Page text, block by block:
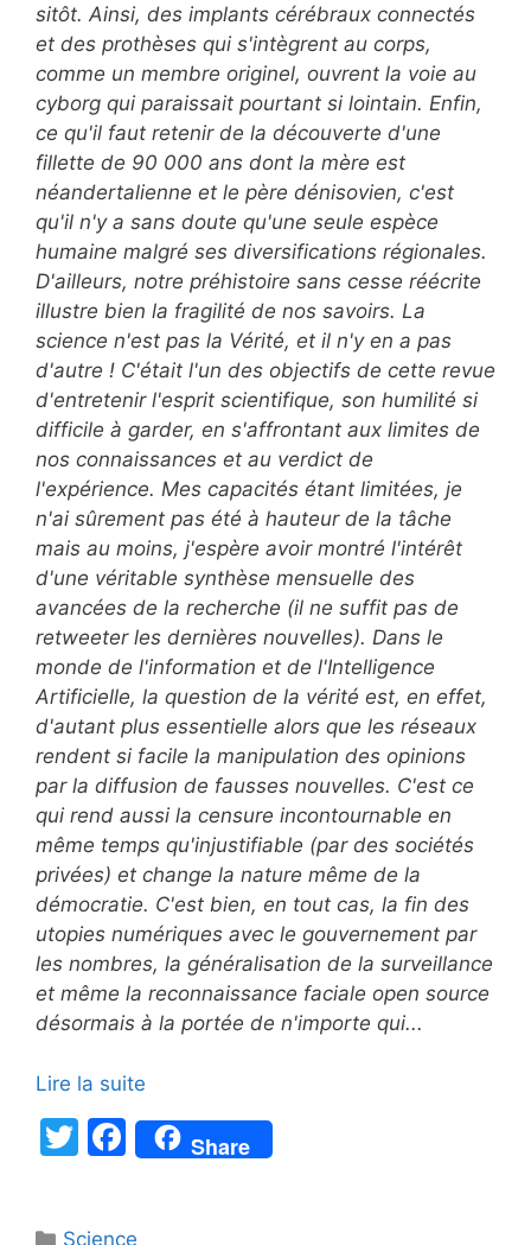
sitôt. Ainsi, des implants cérébraux connectés
et des prothèses qui s'intègrent au corps,
comme un membre originel, ouvrent la voie au
cyborg qui paraissait pourtant si lointain. Enfin,
ce qu'il faut retenir de la découverte d'une
fillette de 90 000 ans dont la mère est
néandertalienne et le père dénisovien, c'est
qu'il n'y a sans doute qu'une seule espèce
humaine malgré ses diversifications régionales.
D'ailleurs, notre préhistoire sans cesse réécrite
illustre bien la fragilité de nos savoirs. La
science n'est pas la Vérité, et il n'y en a pas
d'autre ! C'était l'un des objectifs de cette revue
d'entretenir l'esprit scientifique, son humilité si
difficile à garder, en s'affrontant aux limites de
nos connaissances et au verdict de
l'expérience. Mes capacités étant limitées, je
n'ai sûrement pas été à hauteur de la tâche
mais au moins, j'espère avoir montré l'intérêt
d'une véritable synthèse mensuelle des
avancées de la recherche (il ne suffit pas de
retweeter les dernières nouvelles). Dans le
monde de l'information et de l'Intelligence
Artificielle, la question de la vérité est, en effet,
d'autant plus essentielle alors que les réseaux
rendent si facile la manipulation des opinions
par la diffusion de fausses nouvelles. C'est ce
qui rend aussi la censure incontournable en
même temps qu'injustifiable (par des sociétés
privées) et change la nature même de la
démocratie. C'est bien, en tout cas, la fin des
utopies numériques avec le gouvernement par
les nombres, la généralisation de la surveillance
et même la reconnaissance faciale open source
désormais à la portée de n'importe qui...
Lire la suite
T
F
a
Share
Catégories
Science